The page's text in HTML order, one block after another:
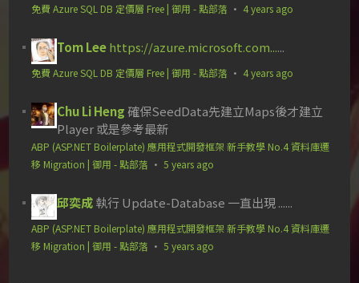
免費 Azure SQL DB 定價層 Free | 御用 - 點部落 · 4 years ago
Tom Leehttps://azure.microsoft.com......
免費 Azure SQL DB 定價層 Free | 御用 - 點部落 · 4 years ago
Chu Li Heng 確保SeedData先建立Maps後才建立
Player 或是參考最新
ABP (ASP.NET Boilerplate) 應用程式開發框架 新手教學 No.4 資料庫遷
移 Migration | 御用 - 點部落 ·5 years ago
邱奕成執行 Update-Database 一直出現 ......
ABP (ASP.NET Boilerplate) 應用程式開發框架 新手教學 No.4 資料庫遷
移 Migration | 御用 - 點部落 ·5 years ago